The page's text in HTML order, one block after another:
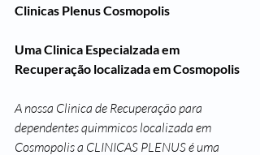
Clinicas Plenus Cosmopolis
Uma Clinica Especialzada em
Recuperação localizada em Cosmopolis
A nossa Clinica de Recuperação para
dependentes quimmicos localizada em
Cosmopolis a CLINICAS PLENUS é uma